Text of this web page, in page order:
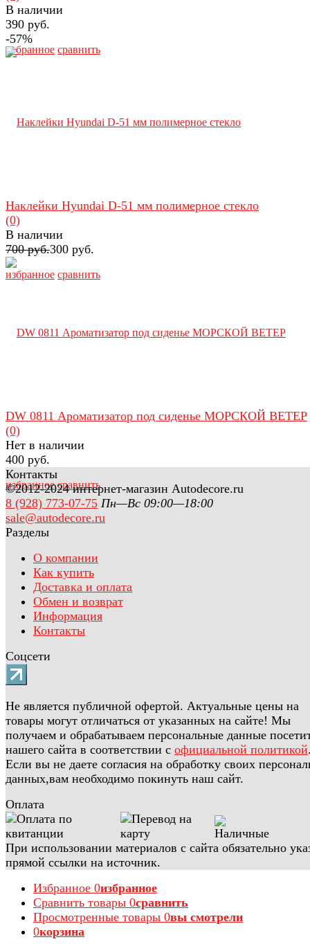
избранное сравнить
В наличии
390 руб.
-57%
избранное сравнить
Наклейки Hyundai D-51 мм полимерное стекло
(0)
В наличии
700 руб.300 руб.
избранное сравнить
DW 0811 Ароматизатор под сиденье МОРСКОЙ ВЕТЕР
(0)
Нет в наличии
400 руб.
Контакты
©2012-2024 интернет-магазин Autodecore.ru
8 (928) 773-07-75 Пн—Вс 09:00—18:00
sale@autodecore.ru
Разделы
О компании
Как купить
Доставка и оплата
Обмен и возврат
Информация
Контакты
Соцсети
Не является публичной офертой. Актуальные цены на
товары могут отличаться от указанных на сайте! Мы
получаем и обрабатываем персональные данные
нашего сайта в соответствии с официальной политикой
Если вы не даете согласия на обработку своих
данных,вам необходимо покинуть наш сайт.
Оплата
При использовании материалов с сайта обязательно
прямой ссылки на источник.
Избранное 0избранное
Сравнить товары 0сравнить
Просмотренные товары 0вы смотрели
0корзина